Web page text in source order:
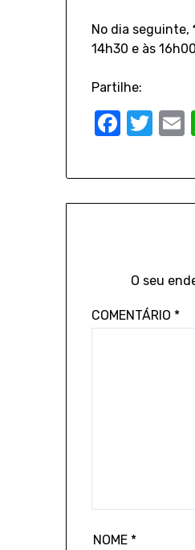
No dia seguinte,
14h30 e às
Partilhe:
O seu
COMENTÁRIO *
NOME *